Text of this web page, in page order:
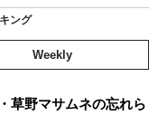
ング
Weekly
野マサムネの忘れら